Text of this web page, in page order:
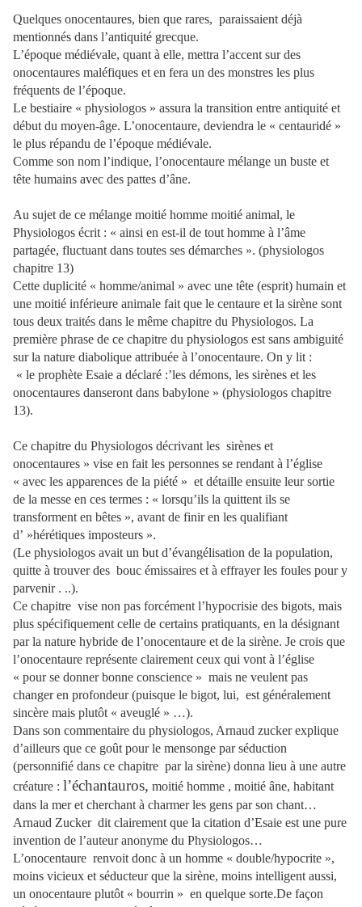
Quelques onocentaures, bien que rares, paraissaient déjà
mentionnés dans l’antiquité grecque.
L’époque médiévale, quant à elle, mettra l’accent sur des
onocentaures maléfiques et en fera un des monstres les plus
fréquents de l’époque.
Le bestiaire « physiologos » assura la transition entre antiquité et
début du moyen-âge. L’onocentaure, deviendra le « centauridé »
le plus répandu de l’époque médiévale.
Comme son nom l’indique, l’onocentaure mélange un buste et
tête humains avec des pattes d’âne.
Au sujet de ce mélange moitié homme moitié animal, le
Physiologos écrit : « ainsi en est-il de tout homme à l’âme
partagée, fluctuant dans toutes ses démarches ». (physiologos
chapitre 13)
Cette duplicité « homme/animal » avec une tête (esprit) humain et
une moitié inférieure animale fait que le centaure et la sirène sont
tous deux traités dans le même chapitre du Physiologos. La
première phrase de ce chapitre du physiologos est sans ambiguité
sur la nature diabolique attribuée à l’onocentaure. On y lit :
« le prophète Esaie a déclaré :’les démons, les sirènes et les
onocentaures danseront dans babylone » (physiologos chapitre
13).
Ce chapitre du Physiologos décrivant les sirènes et
onocentaures » vise en fait les personnes se rendant à l’église
« avec les apparences de la piété » et détaille ensuite leur sortie
de la messe en ces termes : « lorsqu’ils la quittent ils se
transforment en bêtes », avant de finir en les qualifiant
d’ »hérétiques imposteurs ».
(Le physiologos avait un but d’évangélisation de la population,
quitte à trouver des bouc émissaires et à effrayer les foules pour y
parvenir . ..).
Ce chapitre vise non pas forcément l’hypocrisie des bigots, mais
plus spécifiquement celle de certains pratiquants, en la désignant
par la nature hybride de l’onocentaure et de la sirène. Je crois que
l’onocentaure représente clairement ceux qui vont à l’église
« pour se donner bonne conscience » mais ne veulent pas
changer en profondeur (puisque le bigot, lui, est généralement
sincère mais plutôt « aveuglé » …).
Dans son commentaire du physiologos, Arnaud zucker explique
d’ailleurs que ce goût pour le mensonge par séduction
(personnifié dans ce chapitre par la sirène) donna lieu à une autre
créature : l’échantauros, moitié homme , moitié âne, habitant
dans la mer et cherchant à charmer les gens par son chant…
Arnaud Zucker dit clairement que la citation d’Esaie est une pure
invention de l’auteur anonyme du Physiologos…
L’onocentaure renvoit donc à un homme « double/hypocrite »,
moins vicieux et séducteur que la sirène, moins intelligent aussi,
un onocentaure plutôt « bourrin » en quelque sorte.De façon